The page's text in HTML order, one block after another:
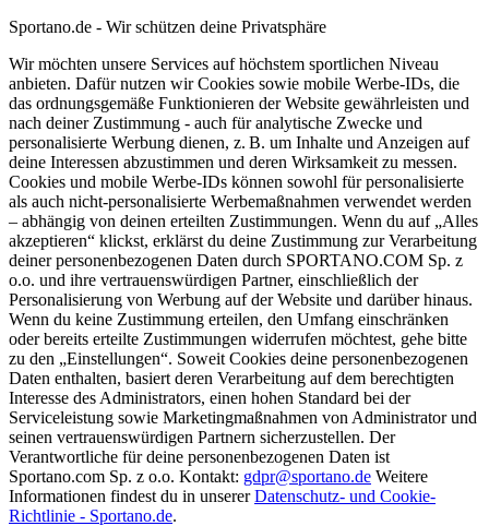
Sportano.de - Wir schützen deine Privatsphäre
Wir möchten unsere Services auf höchstem sportlichen Niveau
anbieten. Dafür nutzen wir Cookies sowie mobile Werbe-IDs, die
das ordnungsgemäße Funktionieren der Website gewährleisten und
nach deiner Zustimmung - auch für analytische Zwecke und
personalisierte Werbung dienen, z. B. um Inhalte und Anzeigen auf
deine Interessen abzustimmen und deren Wirksamkeit zu messen.
Cookies und mobile Werbe-IDs können sowohl für personalisierte
als auch nicht-personalisierte Werbemaßnahmen verwendet werden
– abhängig von deinen erteilten Zustimmungen. Wenn du auf „Alles
akzeptieren“ klickst, erklärst du deine Zustimmung zur Verarbeitung
deiner personenbezogenen Daten durch SPORTANO.COM Sp. z
o.o. und ihre vertrauenswürdigen Partner, einschließlich der
Personalisierung von Werbung auf der Website und darüber hinaus.
Wenn du keine Zustimmung erteilen, den Umfang einschränken
oder bereits erteilte Zustimmungen widerrufen möchtest, gehe bitte
zu den „Einstellungen“. Soweit Cookies deine personenbezogenen
Daten enthalten, basiert deren Verarbeitung auf dem berechtigten
Interesse des Administrators, einen hohen Standard bei der
Serviceleistung sowie Marketingmaßnahmen von Administrator und
seinen vertrauenswürdigen Partnern sicherzustellen. Der
Verantwortliche für deine personenbezogenen Daten ist
Sportano.com Sp. z o.o. Kontakt: gdpr@sportano.de Weitere
Informationen findest du in unsererDatenschutz- und Cookie-
Richtlinie - Sportano.de.